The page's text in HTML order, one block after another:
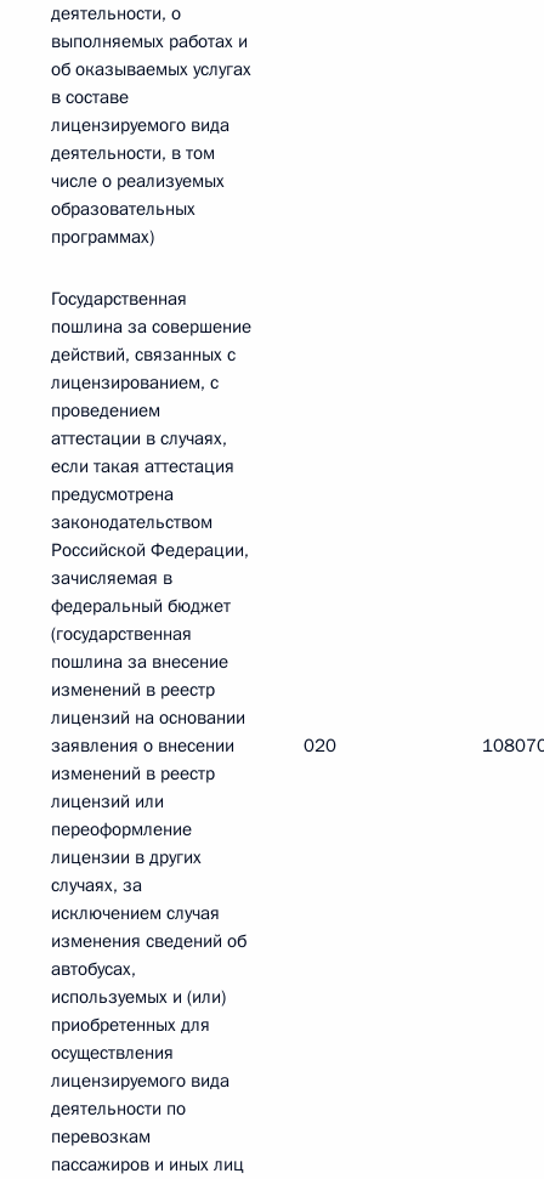
деятельности, о
выполняемых работах и
об оказываемых услугах
в составе
лицензируемого вида
деятельности, в том
числе о реализуемых
образовательных
программах)
Государственная
пошлина за совершение
действий, связанных с
лицензированием, с
проведением
аттестации в случаях,
если такая аттестация
предусмотрена
законодательством
Российской Федерации,
зачисляемая в
федеральный бюджет
(государственная
пошлина за внесение
изменений в реестр
лицензий на основании
заявления о внесении
изменений в реестр
лицензий или
переоформление
лицензии в других
случаях, за
исключением случая
изменения сведений об
автобусах,
используемых и (или)
приобретенных для
осуществления
лицензируемого вида
деятельности по
перевозкам
пассажиров и иных лиц
020